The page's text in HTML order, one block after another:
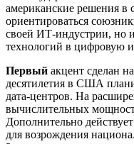
американские решения в
ориентироваться
своей ИТ-индустрии, но
технологий в цифровую
Первый акцент сделан
десятилетия в США
дата-центров. На
вычислительных
Дополнительно
для возрождения